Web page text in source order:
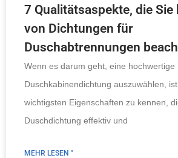
7 Qualitätsaspekte, die Sie
von Dichtungen für
Duschabtrennungen
Wenn es darum geht, eine hochwertige
Duschkabinendichtung auszuwählen,
wichtigsten Eigenschaften zu kennen,
Duschdichtung effektiv und
MEHR LESEN "